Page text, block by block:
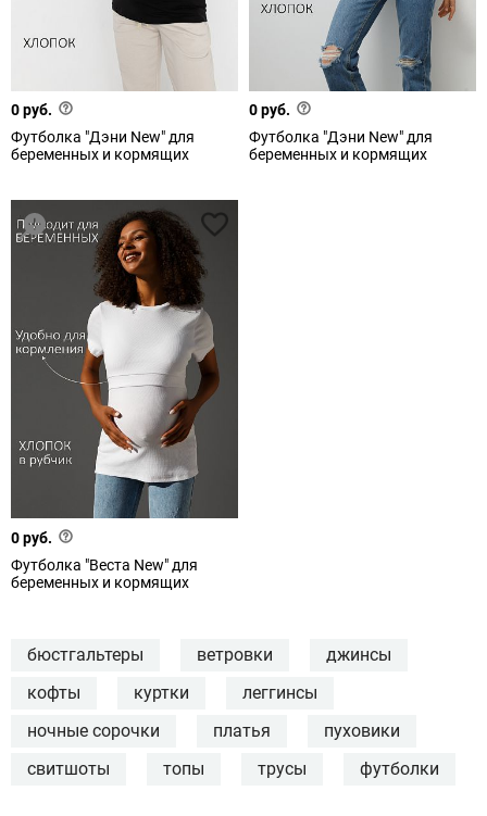
0 руб.
Футболка "Дэни New" для
беременных и кормящих
0 руб.
Футболка "Дэни New" для
беременных и кормящих
0 руб.
Футболка "Веста New" для
беременных и кормящих
бюстгальтеры ветровки
джинсы
кофты
куртки
леггинсы
ночные сорочки
платья
пуховики
свитшоты
топы трусы футболки